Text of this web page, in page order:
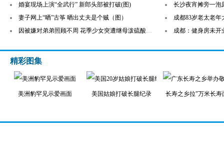
婚宴现场上演“全武行” 新郎头部被打破(图)
妻子网上“晒”古筝 晒出丈夫是个贼（图）
因被嫌对弟弟照顾不周 花季少女突遭继母泼硫酸毁容
长沙夜宵摊旁一泡
成都83岁老太老年
成都：健身房未开
精彩图集
美洲豹罕见示爱画面 美国姑娘打破长腿纪录 长寿之乡拉"万米长寿